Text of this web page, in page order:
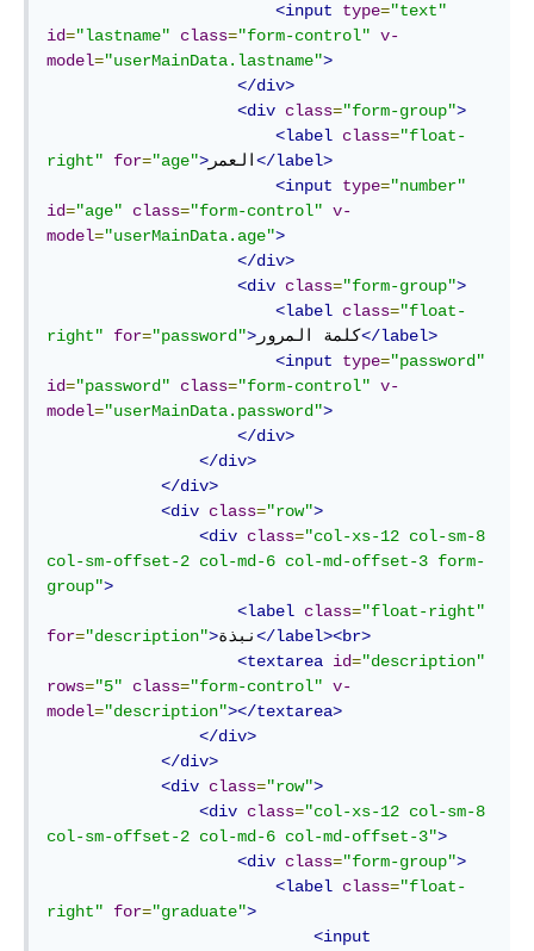
<input
type="text"
id="lastname" class="form-control" v-
model="userMainData.lastname">
</div>
<div class="form-group">
<label class="float-
right"
for="age"> العمر </label>
<input
type="number"
id="age" class="form-control" v-
model="userMainData.age">
</div>
<div class="form-group">
<label class="float-
right"
for="password"> كلمة المرور</label>
<input
type="password"
id="password" class="form-control" v-
model="userMainData.password">
</div>
</div>
</div>
<div class="row">
<div class="col-xs-12 col-sm-8
col-sm-offset-2 col-md-6 col-md-offset-3 form-
group">
<label class="float-right"
for="description">نبذة</label><br>
<textarea id="description"
rows="5" class="form-control" v-
model="description"></textarea>
</div>
</div>
<div class="row">
<div class="col-xs-12 col-sm-8
col-sm-offset-2 col-md-6 col-md-offset-3">
<div class="form-group">
<label class="float-
right"
for="graduate">
<input